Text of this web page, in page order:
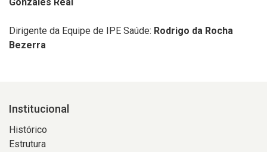
Dirigente da Equipe de IPE Saúde: Rodrigo da Rocha
Bezerra
Institucional
Histórico
Estrutura